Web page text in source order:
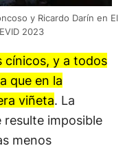
y Ricardo Darín en El
2023
cínicos, y a todos
que en la
viñeta. La
resulte imposible
menos